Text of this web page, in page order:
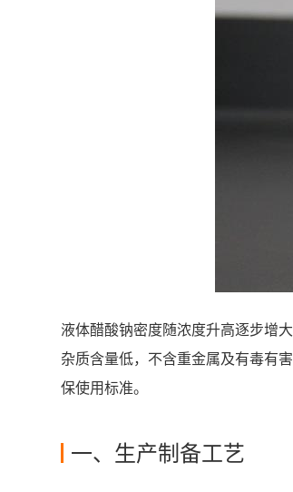
液体醋酸钠密度随浓度升高逐步增
杂质含量低，不含重金属及有毒有
保使用标准。
一、生产制备工艺